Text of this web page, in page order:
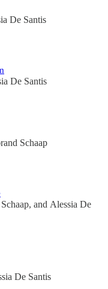
De Santis
De Santis
Schaap
, and Alessia De
De Santis